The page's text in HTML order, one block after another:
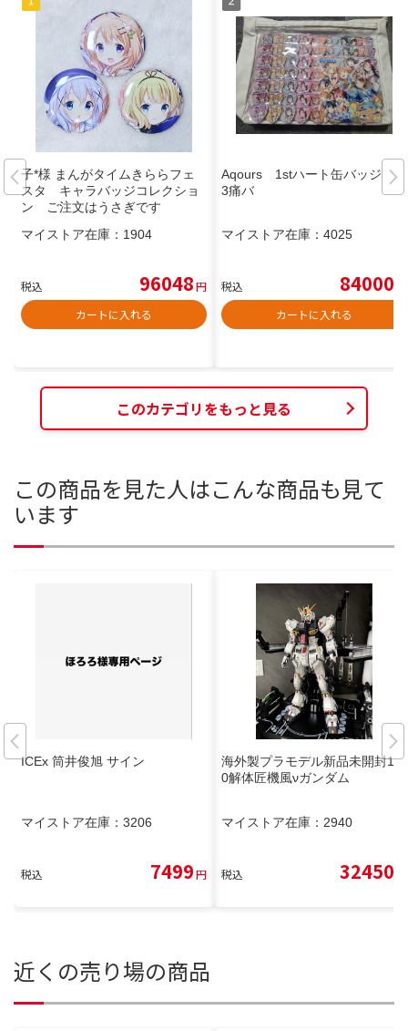
子*様 まんがタイムきららフェ
スタ キャラバッジコレクショ
ン ご注文はうさぎです
マイストア在庫： 1904
税込 96048円
カートに入れる
Aqours 1stハート缶バッジ A
3痛バ
マイストア在庫： 4025
税込 84000
カートに入れる
このカテゴリをもっと見る
この商品を見た人はこんな商品も見て
います
ICEx 筒井俊旭 サイン
マイストア在庫： 3206
税込 7499円
海外製プラモデル新品未開封1/6
0解体匠機風νガンダム
マイストア在庫： 2940
税込 32450
近くの売り場の商品